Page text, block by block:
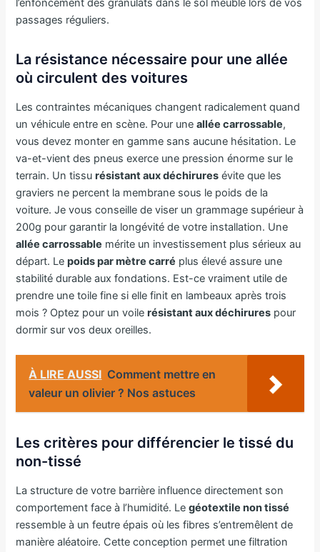
l’enfoncement des granulats dans le sol meuble lors de vos
passages réguliers.
La résistance nécessaire pour une allée
où circulent des voitures
Les contraintes mécaniques changent radicalement quand
un véhicule entre en scène. Pour uneallée carrossable,
vous devez monter en gamme sans aucune hésitation. Le
va-et-vient des pneus exerce une pression énorme sur le
terrain. Un tissurésistant aux déchirures évite que les
graviers ne percent la membrane sous le poids de la
voiture. Je vous conseille de viser un grammage supérieur à
200g pour garantir la longévité de votre installation. Une
allée carrossable mérite un investissement plus sérieux au
départ. Lepoids par mètre carré plus élevé assure une
stabilité durable aux fondations. Est-ce vraiment utile de
prendre une toile fine si elle finit en lambeaux après trois
mois ? Optez pour un voilerésistant aux déchirures pour
dormir sur vos deux oreilles.
À LIRE AUSSI Comment mettre en
valeur un olivier ? Nos astuces
Les critères pour différencier le tissé du
non-tissé
La structure de votre barrière influence directement son
comportement face à l’humidité. Legéotextile non tissé
ressemble à un feutre épais où les fibres s’entremêlent de
manière aléatoire. Cette conception permet une filtration